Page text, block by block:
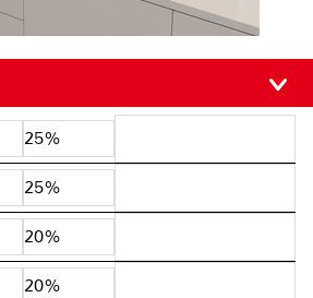
25%
25%
20%
20%